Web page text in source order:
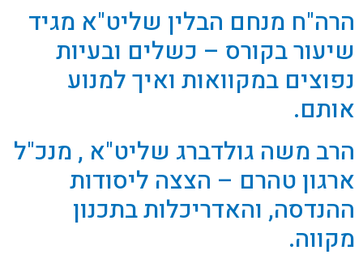
הרה"ח מנחם הבלין שליט"א מגיד
שיעור בקורס – כשלים ובעיות
נפוצים במקוואות ואיך למנוע
אותם.
הרב משה גולדברג שליט"א , מנכ"ל
ארגון טהרם – הצצה ליסודות
ההנדסה, והאדריכלות בתכנון
מקווה.